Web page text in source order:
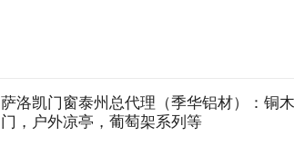
萨洛凯门窗泰州总代理（季华铝材）：铜
门，户外凉亭，葡萄架系列等